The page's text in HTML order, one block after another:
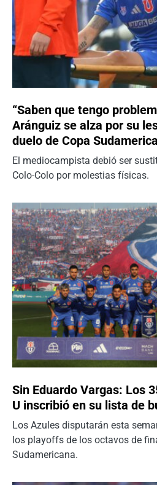
“Saben que tengo
Aránguiz se alza por su
duelo de Copa
El mediocampista debió ser
Colo-Colo por molestias físicas.
Sin Eduardo Vargas: Los
U inscribió en su lista de
Los Azules disputarán esta
los playoffs de los octavos de
Sudamericana.